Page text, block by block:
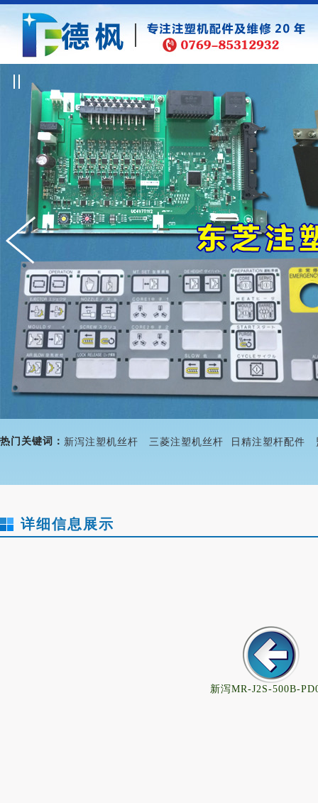
热门关键词： 新泻注塑机丝杆 三菱注塑机丝杆 日精注塑杆配件
详细信息展示
新泻MR-J2S-500B-